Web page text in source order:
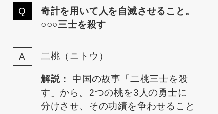
奇計を用いて人を自滅させること。
○○○三士を殺す
二桃（ニトウ）
解説： 中国の故事「二桃三士を殺
す」から。2つの桃を3人の勇士に
分けさせ、その功績を争わせること